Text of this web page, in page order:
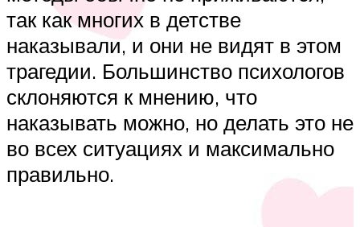
так как многих в детстве
наказывали, и они не видят в этом
трагедии. Большинство психологов
склоняются к мнению, что
наказывать можно, но делать это не
во всех ситуациях и максимально
правильно.